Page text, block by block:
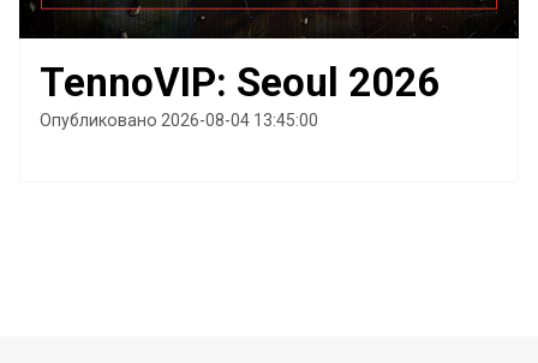
TennoVIP: Seoul 2026
Опубликовано 2026-08-04 13:45:00